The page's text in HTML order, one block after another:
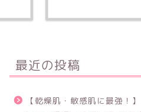
最近の投稿
【乾燥肌・敏感肌に最強！